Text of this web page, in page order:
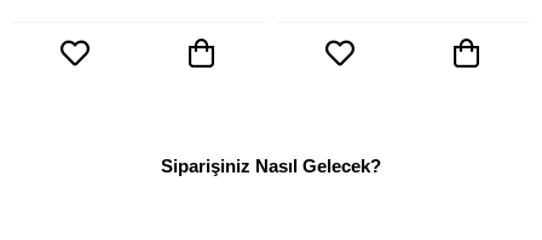
Siparişiniz Nasıl Gelecek?